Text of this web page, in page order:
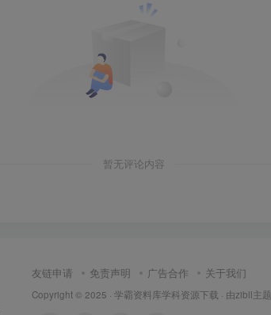
暂无评论内容
友链申请 免责声明 广告合作 关于我们
Copyright © 2025 · 学霸资料库学科资源下载 · 由zibll主题